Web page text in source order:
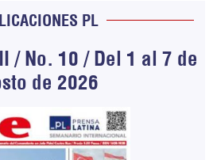
PL
/ No. 10 / Del 1 al 7 de
de 2026